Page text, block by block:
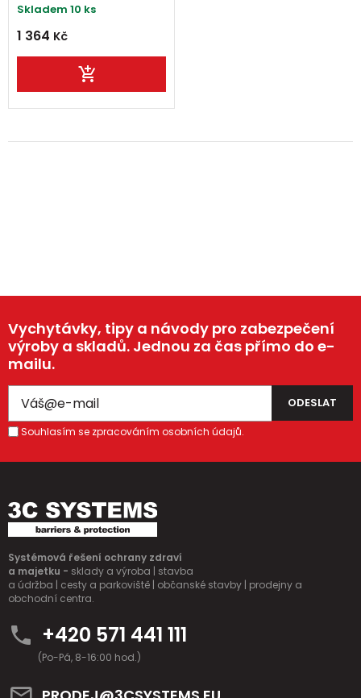
Skladem 10 ks
1 364 Kč
Vychytávky, tipy a návody pro zabezpečení
výroby a skladů. Jednou za čas přímo do e-
mailu.
Souhlasím se zpracováním osobních údajů.
Systémová řešení ochrany zdraví
a majetku - sklady a výroba | stavba
a údržba | cesty a parkoviště | občanské stavby | prodejny a
obchodní centra.
+420 571 441 111
(Po-Pá, 8-16:00 hod.)